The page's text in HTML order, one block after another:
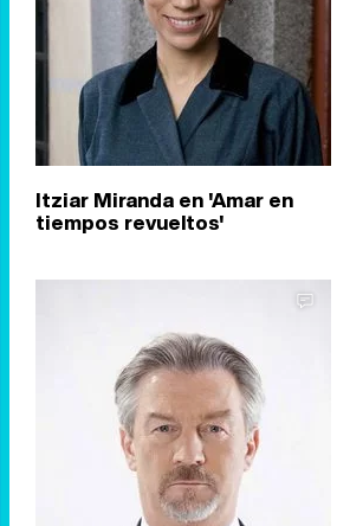
Itziar Miranda en 'Amar en
tiempos revueltos'